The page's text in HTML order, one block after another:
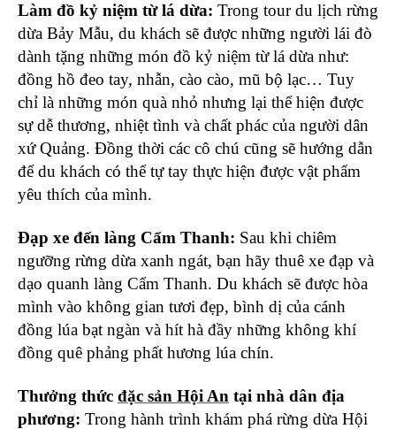
Làm đồ kỷ niệm từ lá dừa: Trong tour du lịch rừng
dừa Bảy Mẫu, du khách sẽ được những người lái đò
dành tặng những món đồ kỷ niệm từ lá dừa như:
đồng hồ đeo tay, nhẫn, cào cào, mũ bộ lạc… Tuy
chỉ là những món quà nhỏ nhưng lại thể hiện được
sự dễ thương, nhiệt tình và chất phác của người dân
xứ Quảng. Đồng thời các cô chú cũng sẽ hướng dẫn
để du khách có thể tự tay thực hiện được vật phẩm
yêu thích của mình.
Đạp xe đến làng Cẩm Thanh: Sau khi chiêm
ngưỡng rừng dừa xanh ngát, bạn hãy thuê xe đạp và
dạo quanh làng Cẩm Thanh. Du khách sẽ được hòa
mình vào không gian tươi đẹp, bình dị của cánh
đồng lúa bạt ngàn và hít hà đầy những không khí
đồng quê phảng phất hương lúa chín.
Thưởng thức đặc sản Hội An tại nhà dân địa
phương: Trong hành trình khám phá rừng dừa Hội